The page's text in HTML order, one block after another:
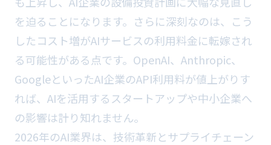
を迫ることになります。さらに深刻なのは、こう
したコスト増がAIサービスの利用料金に転嫁され
る可能性がある点です。OpenAI、Anthropic、
GoogleといったAI企業のAPI利用料が値上がりす
れば、AIを活用するスタートアップや中小企業へ
の影響は計り知れません。
2026年のAI業界は、技術革新とサプライチェーン